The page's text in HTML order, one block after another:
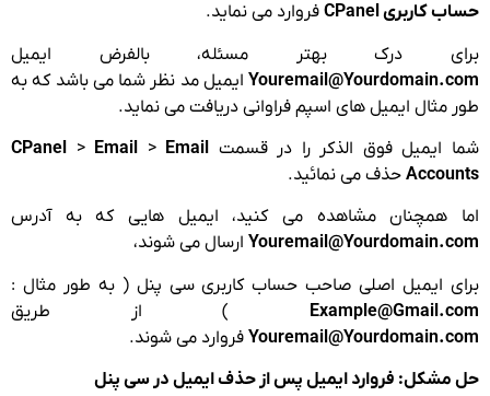
حساب کاربری CPanel
فروارد می نماید.
برای درک بهتر مسئله، بالفرض ایمیل
Youremail@Yourdomain.com ایمیل مد نظر شما می باشد که به
طور مثال ایمیل های اسپم فراوانی دریافت می نماید.
شما ایمیل فوق الذکر را در قسمت
CPanel > Email > Email
Accounts حذف می نمائید.
اما همچنان مشاهده می کنید، ایمیل هایی که به آدرس
Youremail@Yourdomain.com ارسال می شوند،
برای ایمیل اصلی صاحب حساب کاربری سی پنل ( به طور مثال :
Example@Gmail.com ) از طریق
Youremail@Yourdomain.com فروارد می شوند.
حل مشکل: فروارد ایمیل پس از حذف ایمیل در سی پنل